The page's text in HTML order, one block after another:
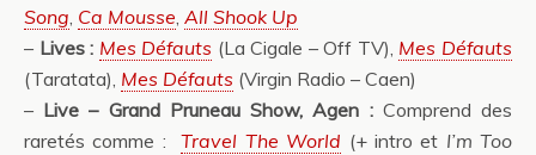
Song, Ca Mousse, All Shook Up
– Lives : Mes Défauts (La Cigale – Off TV), Mes Défauts
(Taratata), Mes Défauts (Virgin Radio – Caen)
– Live – Grand Pruneau Show, Agen : Comprend des
raretés comme :Travel The World (+ intro et I’m Too